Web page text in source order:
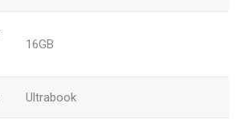
16GB
Ultrabook